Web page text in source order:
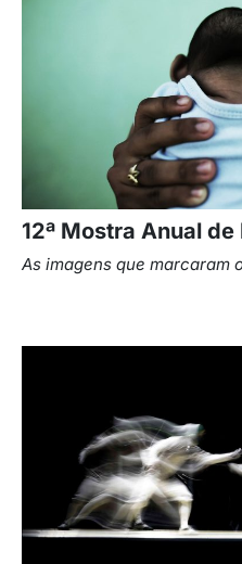
12ª Mostra Anual
As imagens que marcaram